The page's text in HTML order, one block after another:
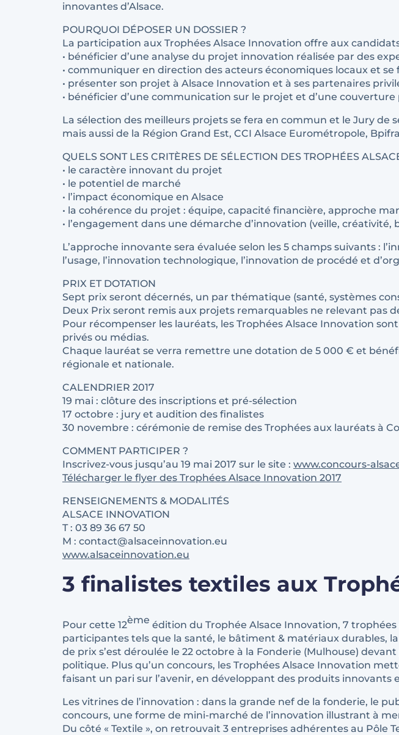
innovantes d’Alsace.
POURQUOI DÉPOSER UN DOSSIER ?
La participation aux Trophées Alsace Innovation offre aux
• bénéficier d’une analyse du projet innovation réalisée par des
• communiquer en direction des acteurs économiques locaux et se
• présenter son projet à Alsace Innovation et à ses partenaires
• bénéficier d’une communication sur le projet et d’une couverture
La sélection des meilleurs projets se fera en commun et le Jury de
mais aussi de la Région Grand Est, CCI Alsace Eurométropole,
QUELS SONT LES CRITÈRES DE SÉLECTION DES TROPHÉES
• le caractère innovant du projet
• le potentiel de marché
• l’impact économique en Alsace
• la cohérence du projet : équipe, capacité financière, approche
• l’engagement dans une démarche d’innovation (veille, créativité,
L’approche innovante sera évaluée selon les 5 champs suivants :
l’usage, l’innovation technologique, l’innovation de procédé et
PRIX ET DOTATION
Sept prix seront décernés, un par thématique (santé, systèmes
Deux Prix seront remis aux projets remarquables ne relevant pas
Pour récompenser les lauréats, les Trophées Alsace Innovation
privés ou médias.
Chaque lauréat se verra remettre une dotation de 5 000 € et
régionale et nationale.
CALENDRIER 2017
19 mai : clôture des inscriptions et pré-sélection
17 octobre : jury et audition des finalistes
30 novembre : cérémonie de remise des Trophées aux lauréats à
COMMENT PARTICIPER ?
Inscrivez-vous jusqu’au 19 mai 2017 sur le site : www.concours-
Télécharger le flyer des Trophées Alsace Innovation 2017
RENSEIGNEMENTS & MODALITÉS
ALSACE INNOVATION
T : 03 89 36 67 50
M : contact@alsaceinnovation.eu
www.alsaceinnovation.eu
3 finalistes textiles aux
Pour cette 12ème édition du Trophée Alsace Innovation, 7
participantes tels que la santé, le bâtiment & matériaux durables,
de prix s’est déroulée le 22 octobre à la Fonderie (Mulhouse)
politique. Plus qu’un concours, les Trophées Alsace Innovation
faisant un pari sur l’avenir, en développant des produits innovants
Les vitrines de l’innovation : dans la grande nef de la fonderie, le
concours, une forme de mini-marché de l’innovation illustrant à
Du côté « Textile », on retrouvait 3 entreprises adhérentes au